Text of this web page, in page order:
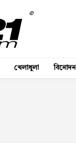
©
খেলাধুলা বিনোদন